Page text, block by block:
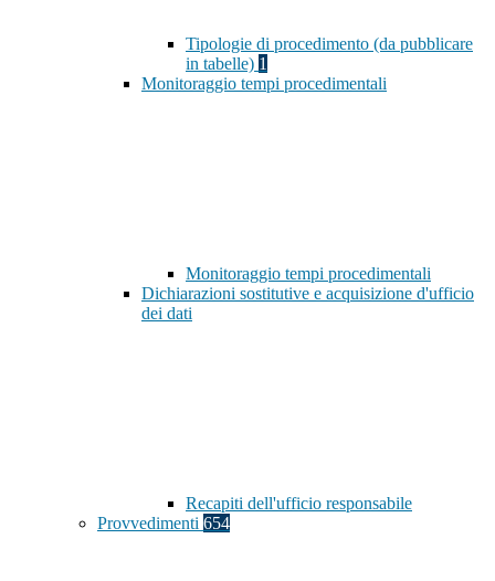
Tipologie di procedimento (da pubblicare
in tabelle) 1
Monitoraggio tempi procedimentali
Monitoraggio tempi procedimentali
Dichiarazioni sostitutive e acquisizione d'ufficio
dei dati
Recapiti dell'ufficio responsabile
Provvedimenti 654